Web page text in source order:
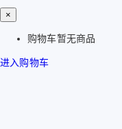
×
购物车暂无商品
进入购物车